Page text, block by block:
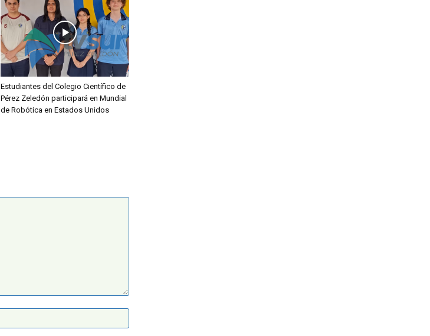
Estudiantes del Colegio Científico de
Pérez Zeledón participará en Mundial
de Robótica en Estados Unidos